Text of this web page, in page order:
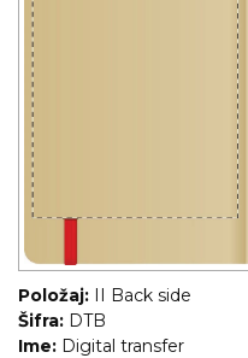
Položaj: II Back side
Šifra: DTB
Ime: Digital transfer